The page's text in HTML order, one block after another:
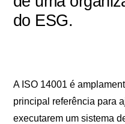
do ESG.
A ISO 14001 é
principal referência para
executarem um sistema